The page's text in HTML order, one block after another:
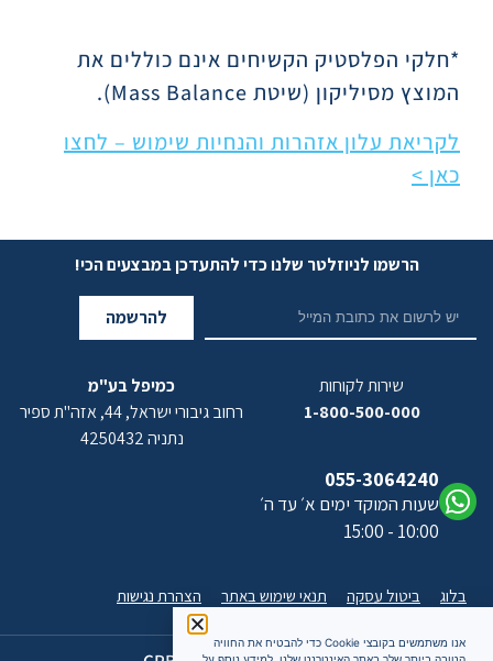
*חלקי הפלסטיק הקשיחים אינם כוללים את
המוצץ מסיליקון (שיטת Mass Balance
).
לקריאת עלון אזהרות והנחיות שימוש – לחצו
כאן >
הרשמו לניוזלטר שלנו כדי להתעדכן במבצעים הכי!
להרשמה
שירות לקוחות
1-800-500-000
055-3064240
שעות המוקד ימים א׳ עד ה׳
10:00 - 15:00
כמיפל בע"מ
רחוב גיבורי ישראל, 44, אזה"ת ספיר
נתניה 4250432
בלוג ביטול עסקה תנאי שימוש באתר הצהרת נגישות
אנו משתמשים בקובצי Cookie כדי להבטיח את החוויה